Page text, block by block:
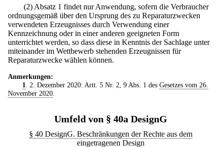
(2) Absatz 1 findet nur Anwendung, sofern die Verbraucher
ordnungsgemäß über den Ursprung des zu Reparaturzwecken
verwendeten Erzeugnisses durch Verwendung einer
Kennzeichnung oder in einer anderen geeigneten Form
unterrichtet werden, so dass diese in Kenntnis der Sachlage unter
miteinander im Wettbewerb stehenden Erzeugnissen für
Reparaturzwecke wählen können.
Anmerkungen:
1. 2. Dezember 2020: Artt. 5 Nr. 2, 9 Abs. 1 des Gesetzes vom 26.
November 2020.
Umfeld von § 40a DesignG
§ 40 DesignG. Beschränkungen der Rechte aus dem
eingetragenen Design